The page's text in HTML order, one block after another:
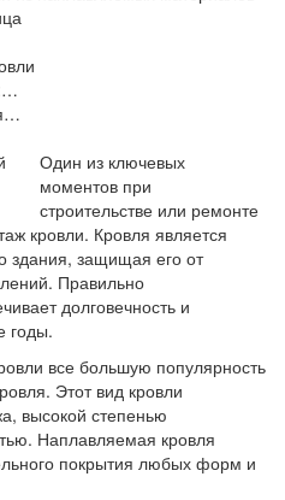
Один из ключевых
моментов при
строительстве или ремонте
кровли. Кровля является
здания, защищая его от
Правильно
долговечность и
годы.
все большую популярность
Этот вид кровли
высокой степенью
Наплавляемая кровля
покрытия любых форм и